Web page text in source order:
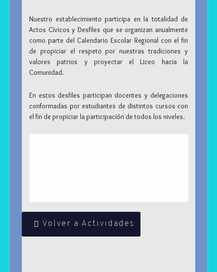
Nuestro establecimiento participa en la totalidad de
Actos Cívicos y Desfiles que se organizan anualmente
como parte del Calendario Escolar Regional con el fin
de propiciar el respeto por nuestras tradiciones y
valores patrios y proyectar el Liceo hacia la
Comunidad.
En estos desfiles participan docentes y delegaciones
conformadas por estudiantes de distintos cursos con
el fin de propiciar la participación de todos los niveles.
Volver a Actividades